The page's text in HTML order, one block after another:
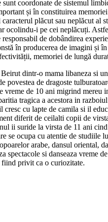
sunt coordonate de sistemul
și în constituirea
caracterul plăcut sau neplăcut al
ocolindu-i pe cei neplăcuți.
de dobândirea
în producerea de imagini și
memoriei de lungă
dintr-o mama libaneza si
povestea de dragoste
vreme de 10 ani migrind mereu
tragica a acestora in
cresc cu lapte de camila si il
diferit de ceilalti copii de
ii suride la virsta de 11 ani
se ocupa cu atentie de studiile
arabe, dansul oriental,
spectacole si danseaza vreme
privit ca o curiozitate.